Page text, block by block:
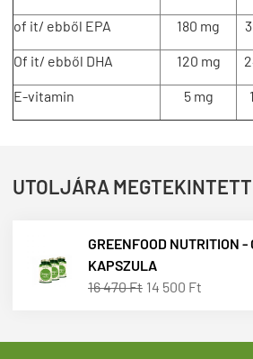
of it/ ebből EPA 180 mg
Of it/ ebből DHA 120 mg
E-vitamin 5 mg
UTOLJÁRA
GREENFOOD NUTRITION -
KAPSZULA
16 470 Ft 14 500 Ft